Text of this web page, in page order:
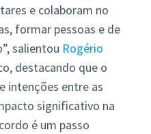
e colaboram no
formar pessoas e de
salientou Rogério
destacando que o
intenções entre as
significativo na
é um passo